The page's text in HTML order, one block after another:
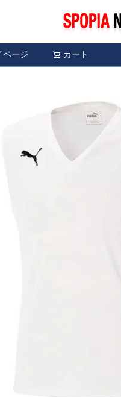
ページ カート